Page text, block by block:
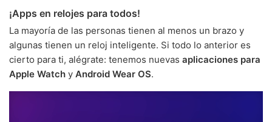
¡Apps en relojes para todos!
La mayoría de las personas tienen al menos un brazo y
algunas tienen un reloj inteligente. Si todo lo anterior es
cierto para ti, alégrate: tenemos nuevas aplicaciones para
Apple Watch y Android Wear OS.